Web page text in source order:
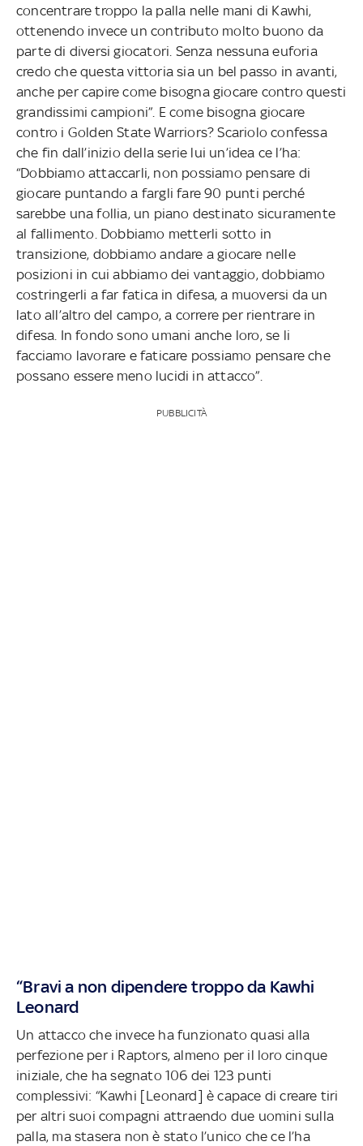
concentrare troppo la palla nelle mani di Kawhi,
ottenendo invece un contributo molto buono da
parte di diversi giocatori. Senza nessuna euforia
credo che questa vittoria sia un bel passo in avanti,
anche per capire come bisogna giocare contro questi
grandissimi campioni”. E come bisogna giocare
contro i Golden State Warriors? Scariolo confessa
che fin dall’inizio della serie lui un’idea ce l’ha:
“Dobbiamo attaccarli, non possiamo pensare di
giocare puntando a fargli fare 90 punti perché
sarebbe una follia, un piano destinato sicuramente
al fallimento. Dobbiamo metterli sotto in
transizione, dobbiamo andare a giocare nelle
posizioni in cui abbiamo dei vantaggio, dobbiamo
costringerli a far fatica in difesa, a muoversi da un
lato all’altro del campo, a correre per rientrare in
difesa. In fondo sono umani anche loro, se li
facciamo lavorare e faticare possiamo pensare che
possano essere meno lucidi in attacco”.
PUBBLICITÀ
“Bravi a non dipendere troppo da Kawhi
Leonard
Un attacco che invece ha funzionato quasi alla
perfezione per i Raptors, almeno per il loro cinque
iniziale, che ha segnato 106 dei 123 punti
complessivi: “Kawhi [Leonard] è capace di creare tiri
per altri suoi compagni attraendo due uomini sulla
palla, ma stasera non è stato l’unico che ce l’ha